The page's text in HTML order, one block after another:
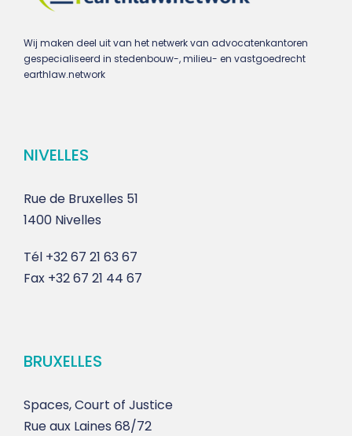
Wij maken deel uit van het netwerk van advocatenkantoren
gespecialiseerd in stedenbouw-, milieu- en vastgoedrecht
earthlaw.network
NIVELLES
Rue de Bruxelles 51
1400 Nivelles
Tél +32 67 21 63 67
Fax +32 67 21 44 67
BRUXELLES
Spaces, Court of Justice
Rue aux Laines 68/72